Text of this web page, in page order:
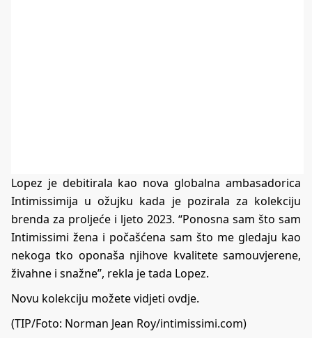
Lopez je debitirala kao nova globalna ambasadorica
Intimissimija u ožujku kada je pozirala za kolekciju
brenda za proljeće i ljeto 2023. “Ponosna sam što sam
Intimissimi žena i počašćena sam što me gledaju kao
nekoga tko oponaša njihove kvalitete samouvjerene,
živahne i snažne”, rekla je tada Lopez.
Novu kolekciju možete vidjeti ovdje.
(TIP/Foto: Norman Jean Roy/intimissimi.com)